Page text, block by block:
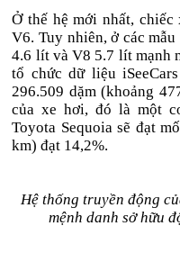
Ở thế hệ mới nhất,
V6. Tuy nhiên, ở các
4.6 lít và V8 5.7 lít mạnh
tổ chức dữ liệu
296.509 dặm (khoảng
của xe hơi, đó là một
Toyota Sequoia sẽ đạt
km) đạt 14,2%.
Hệ thống truyền động
mệnh danh sở hữu